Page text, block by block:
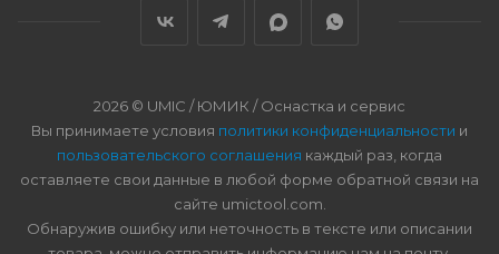
2026 © UMIC / ЮМИК / Оснастка и сервис
Вы принимаете условия политики конфиденциальности и
пользовательского соглашения каждый раз, когда
оставляете свои данные в любой форме обратной связи на
сайте umictool.com.
Обнаружив ошибку или неточность в тексте или описании